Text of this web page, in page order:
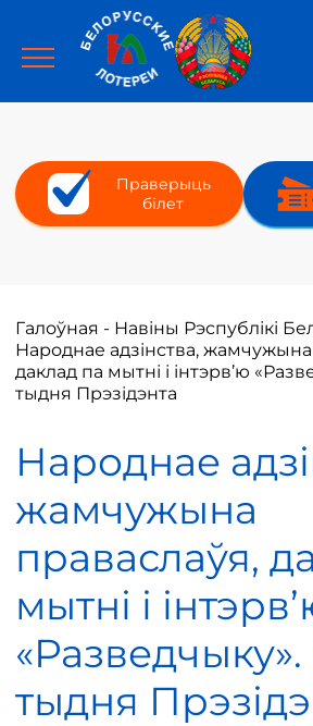
Праверыць
білет
Галоўная - Навіны Рэспублікі
Народнае адзінства,
даклад па мытні і інтэрв’ю
тыдня Прэзідэнта
Народнае
жамчужына
праваслаўя,
мытні і
«Разведчыку».
тыдня